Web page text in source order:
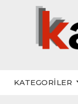
KATEGORİLER